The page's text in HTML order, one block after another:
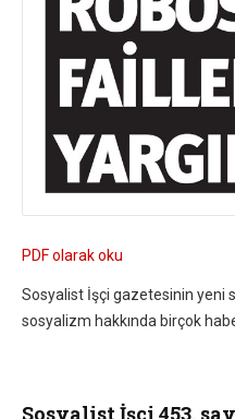
PDF olarak oku
Sosyalist İşçi gazetesinin yeni
sosyalizm hakkında birçok